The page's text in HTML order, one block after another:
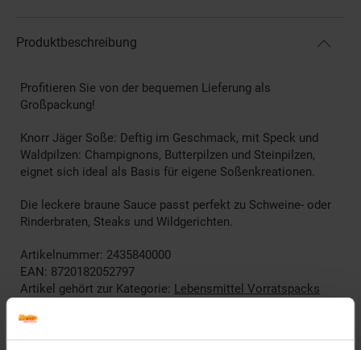
Produktbeschreibung
Profitieren Sie von der bequemen Lieferung als
Großpackung!
Knorr Jäger Soße: Deftig im Geschmack, mit Speck und
Waldpilzen: Champignons, Butterpilzen und Steinpilzen,
eignet sich ideal als Basis für eigene Soßenkreationen.
Die leckere braune Sauce passt perfekt zu Schweine- oder
Rinderbraten, Steaks und Wildgerichten.
Artikelnummer: 2435840000
EAN: 8720182052797
Artikel gehört zur Kategorie: Lebensmittel Vorratspacks